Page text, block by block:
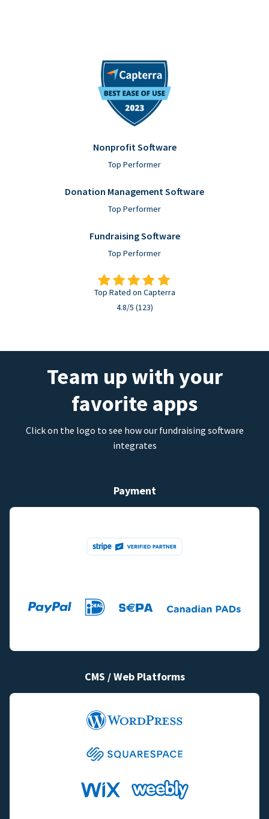
Nonprofit Software
Top Performer
Donation Management Software
Top Performer
Fundraising Software
Top Performer
Top Rated on Capterra
4.8/5 (123)
Team up with your
favorite apps
Click on the logo to see how our fundraising software
integrates
Payment
CMS / Web Platforms